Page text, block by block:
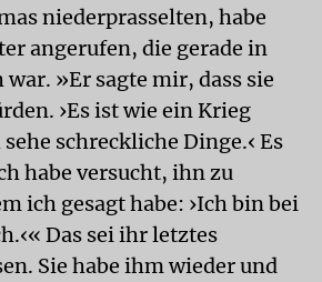
niederprasselten, habe
angerufen, die gerade in
war. »Er sagte mir, dass sie
›Es ist wie ein Krieg
schreckliche Dinge.‹ Es
habe versucht, ihn zu
ich gesagt habe: ›Ich bin bei
Das sei ihr letztes
Sie habe ihm wieder und